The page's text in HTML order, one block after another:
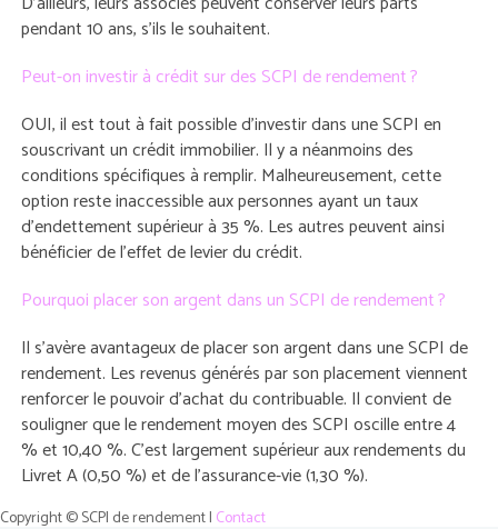
pendant 10 ans, s’ils le souhaitent.
Peut-on investir à crédit sur des SCPI de rendement ?
OUI, il est tout à fait possible d’investir dans une SCPI en
souscrivant un crédit immobilier. Il y a néanmoins des
conditions spécifiques à remplir. Malheureusement, cette
option reste inaccessible aux personnes ayant un taux
d’endettement supérieur à 35 %. Les autres peuvent ainsi
bénéficier de l’effet de levier du crédit.
Pourquoi placer son argent dans un SCPI de rendement ?
Il s’avère avantageux de placer son argent dans une SCPI de
rendement. Les revenus générés par son placement viennent
renforcer le pouvoir d’achat du contribuable. Il convient de
souligner que le rendement moyen des SCPI oscille entre 4
% et 10,40 %. C’est largement supérieur aux rendements du
Livret A (0,50 %) et de l’assurance-vie (1,30 %).
Copyright © SCPI de rendement | Contact